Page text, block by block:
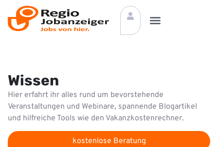
Wissen
Hier erfahrt ihr alles rund um bevorstehende
Veranstaltungen und Webinare, spannende Blogartikel
und hilfreiche Tools wie den Vakanzkostenrechner.
kostenlose Beratung